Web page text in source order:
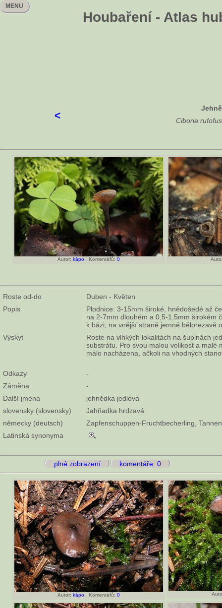
Houbaření - Atlas
MENU
<
Ciboria
Autor: kápo Komentářů: 0
Roste od-do
Duben - Květen
Popis
Plodnice: 3-15mm široké, hnědošedé až
na 2-7mm dlouhém a 0,5-1,5mm širokém
k bázi, na vnější straně jemně bělorezavě
Výskyt
Roste na vlhkých lokalitách na šupinách
substrátu. Pro svou malou velikost a malé
málo nacházena, ačkoli na vhodných
Odkazy
-
Záměna
-
Další jména
jehnědka jedlová
slovensky (slovensky)
Jahňadka hrdzavá
německy (deutsch)
Zapfenschuppen-Fruchtbecherling,
Latinská synonyma